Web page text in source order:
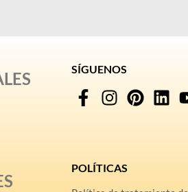
SÍGUENOS
POLÍTICAS